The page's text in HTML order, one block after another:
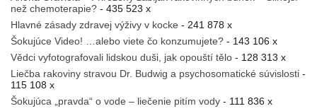
než chemoterapie? - 435 523 x
Hlavné zásady zdravej výživy v kocke - 241 878 x
Šokujúce Video! …alebo viete čo konzumujete? - 143 106 x
Vědci vyfotografovali lidskou duši, jak opouští tělo - 128 313 x
Liečba rakoviny stravou Dr. Budwig a psychosomatické súvislosti -
115 108 x
Šokujúca „pravda“ o vode – liečenie pitím vody - 111 836 x